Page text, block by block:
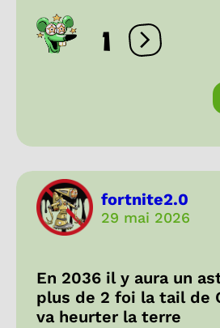
1 Ouvrir les
fortnite2.0
29 mai 2026
En 2036 il y aura un
plus de 2 foi la tail de
va heurter la terre